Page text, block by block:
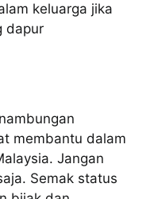
keluarga jika
dapur
membantu dalam
Jangan
Semak status